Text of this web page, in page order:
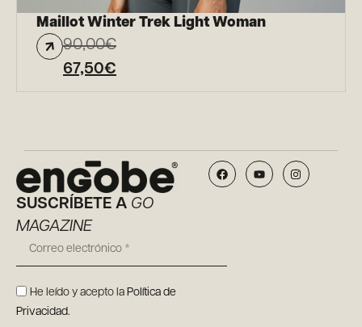
Maillot Winter Trek Light Woman
90,00€
67,50€
SUSCRÍBETE A GO
MAGAZINE
He leído y acepto la Política de
Privacidad.